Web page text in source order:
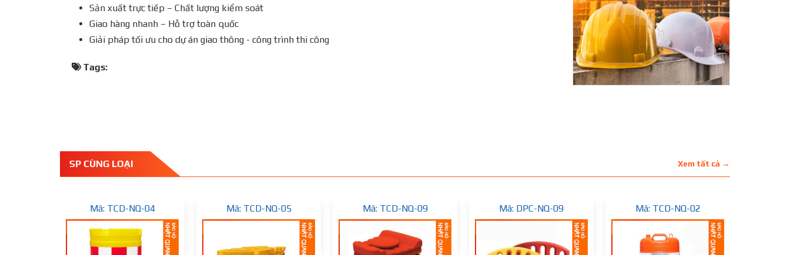
Sản xuất trực tiếp – Chất lượng kiểm soát
Giao hàng nhanh – Hỗ trợ toàn quốc
Giải pháp tối ưu cho dự án giao thông - công trình thi công
Tags:
SP CÙNG LOẠI Xem tất cả →
Mã: TCD-NQ-04 Mã: TCD-NQ-05 Mã: TCD-NQ-09 Mã: DPC-NQ-09 Mã: TCD-NQ-02